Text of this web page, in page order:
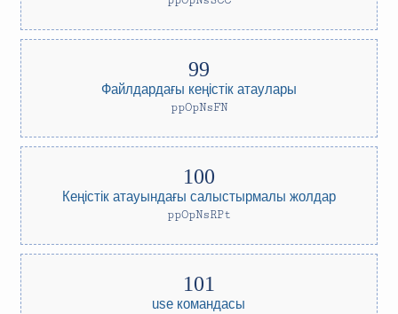
Файлдардағы кеңістік атаулары
ppOpNsFN
Кеңістік атауындағы салыстырмалы жолдар
ppOpNsRPt
use командасы